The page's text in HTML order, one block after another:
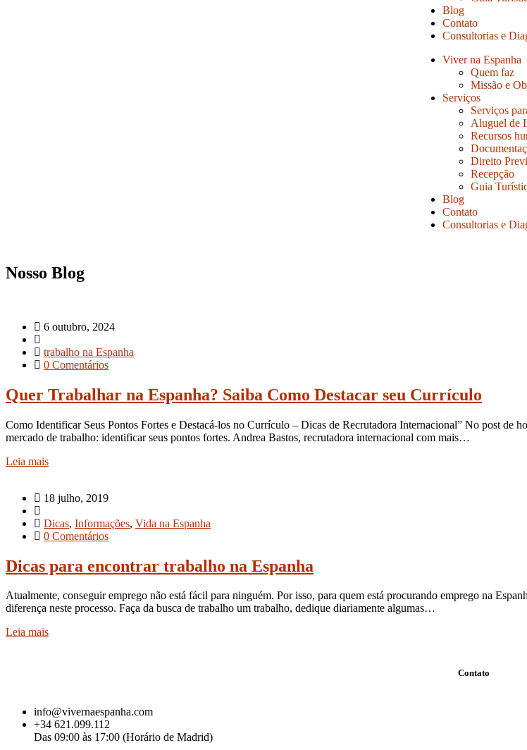
Blog
Contato
Consultorias e
Viver na Espanha
Quem faz
Missão e
Serviços
Serviços
Aluguel de
Recursos
Direito
Recepção
Guia
Blog
Contato
Consultorias e
Nosso Blog
6 outubro, 2024
trabalho na Espanha
0 Comentários
Quer Trabalhar na Espanha? Saiba Como Destacar seu Currículo
Como Identificar Seus Pontos Fortes e Destacá-los no Currículo – Dicas de Recrutadora Internacional” No post de
mercado de trabalho: identificar seus pontos fortes. Andrea Bastos, recrutadora internacional com mais…
Leia mais
18 julho, 2019
Dicas, Informações, Vida na Espanha
0 Comentários
Dicas para encontrar trabalho na Espanha
Atualmente, conseguir emprego não está fácil para ninguém. Por isso, para quem está procurando emprego na
diferença neste processo. Faça da busca de trabalho um trabalho, dedique diariamente algumas…
Leia mais
Contato
info@vivernaespanha.com
+34 621.099.112
Das 09:00 às 17:00 (Horário de Madrid)